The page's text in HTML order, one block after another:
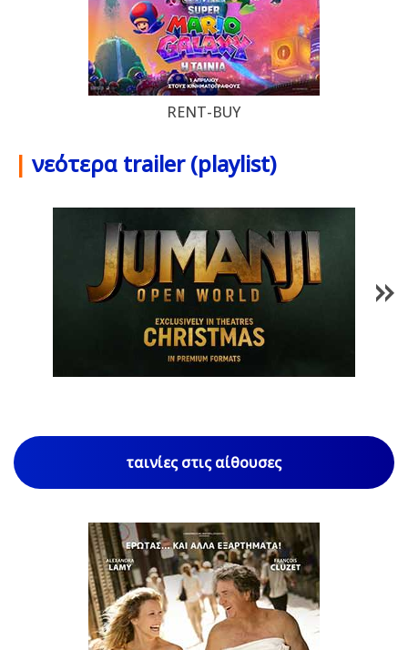
RENT-BUY
| νεότερα trailer (playlist)
1/85
ταινίες στις αίθουσες